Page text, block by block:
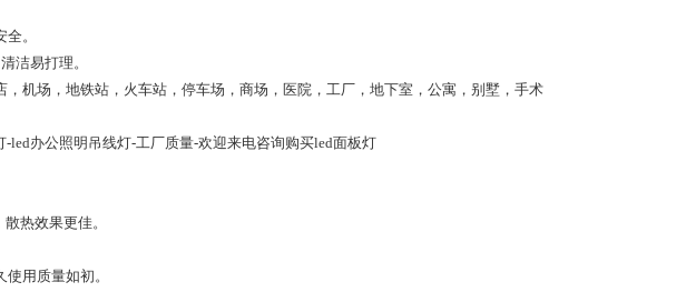
。
洁易打理。
机场，地铁站，火车站，停车场，商场，医院，工厂，地下室，公寓，别墅，手术
led办公照明吊线灯-工厂质量-欢迎来电咨询购买led面板灯
热效果更佳。
用质量如初。